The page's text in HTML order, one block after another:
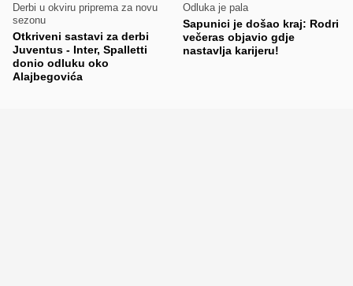
Derbi u okviru priprema za novu
sezonu
Otkriveni sastavi za derbi
Juventus - Inter, Spalletti
donio odluku oko
Alajbegovića
Odluka je pala
Sapunici je došao kraj: Rodri
večeras objavio gdje
nastavlja karijeru!